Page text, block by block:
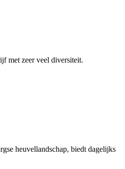
met zeer veel diversiteit.
heuvellandschap, biedt dagelijks